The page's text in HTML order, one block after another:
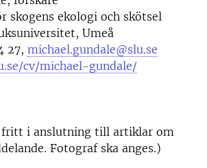
skogens ekologi och skötsel
Umeå
27, michael.gundale@slu.se
cv/michael-gundale/
fritt i anslutning till artiklar om
Fotograf ska anges.)